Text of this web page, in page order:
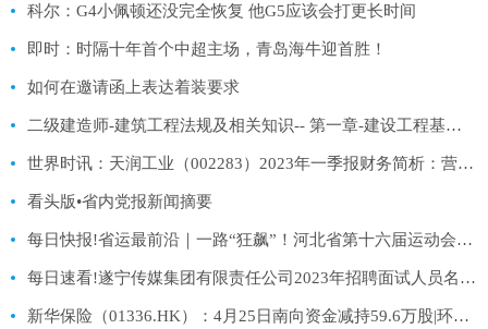
科尔：G4小佩顿还没完全恢复 他G5应该会打更长时间
即时：时隔十年首个中超主场，青岛海牛迎首胜！
如何在邀请函上表达着装要求
二级建造师-建筑工程法规及相关知识-- 第一章-建设工程基本法律知识38|天天聚看点
世界时讯：天润工业（002283）2023年一季报财务简析：营收净利润双双增长，盈利能力上升
看头版•省内党报新闻摘要
每日快报!省运最前沿｜一路“狂飙”！河北省第十六届运动会青少年组公路自行车比赛开赛
每日速看!遂宁传媒集团有限责任公司2023年招聘面试人员名单公告
新华保险（01336.HK）：4月25日南向资金减持59.6万股|环球热讯